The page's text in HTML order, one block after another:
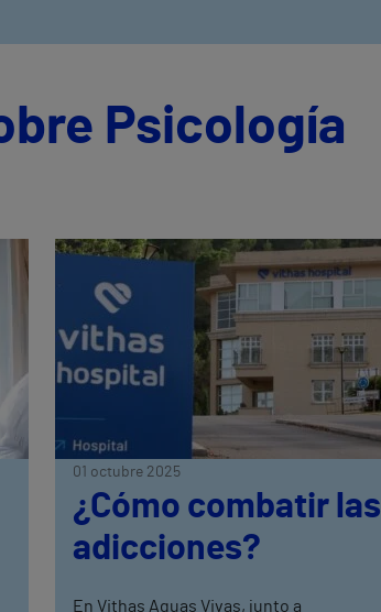
Psicología
01 octubre 2025
¿Cómo combatir las
adicciones?
En Vithas Aguas Vivas, junto a